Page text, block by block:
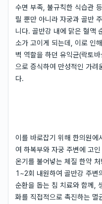
수면 부족, 불규칙한 식습관
릴 뿐만 아니라 자궁과 골반
니다. 골반강 내에 맑은 혈액
소가 고이게 되는데, 이로 인
벽 역할을 하던 유익균(락토
으로 증식하여 만성적인 가려
다.
이를 바로잡기 위해 한의원에
여 하복부와 자궁 주변에 고
온기를 불어넣는 체질 한약
1~2회 내원하여 골반강 주변
순환을 돕는 침 치료와 함께,
화를 직접적으로 촉진하는 멸